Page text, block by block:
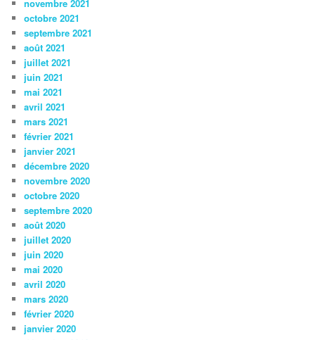
novembre 2021
octobre 2021
septembre 2021
août 2021
juillet 2021
juin 2021
mai 2021
avril 2021
mars 2021
février 2021
janvier 2021
décembre 2020
novembre 2020
octobre 2020
septembre 2020
août 2020
juillet 2020
juin 2020
mai 2020
avril 2020
mars 2020
février 2020
janvier 2020